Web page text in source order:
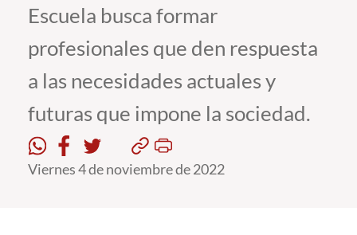
Pregrado
Postgrado
Formación Continua
Estudiantes
Académicos
Escuela busca formar
profesionales que den respuesta
a las necesidades actuales y
futuras que impone la sociedad.
Viernes 4 de noviembre de 2022